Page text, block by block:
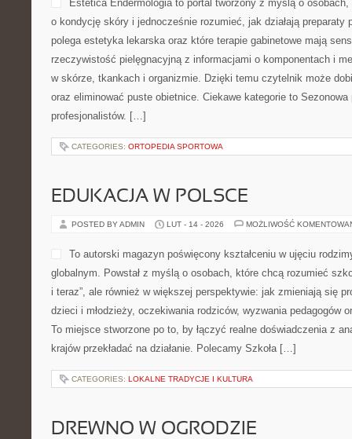
Estetica Endermologia to portal tworzony z myślą o
o kondycję skóry i jednocześnie rozumieć, jak działają preparaty
polega estetyka lekarska oraz które terapie gabinetowe mają
rzeczywistość pielęgnacyjną z informacjami o komponentach i
w skórze, tkankach i organizmie. Dzięki temu czytelnik może
oraz eliminować puste obietnice. Ciekawe kategorie to Sezonowa
profesjonalistów. […]
CATEGORIES: ORTOPEDIA SPORTOWA
EDUKACJA W POLSCE
POSTED BY ADMIN LUT - 14 - 2026 MOŻLIWOŚĆ
To autorski magazyn poświęcony kształceniu w ujęciu
globalnym. Powstał z myślą o osobach, które chcą rozumieć
i teraz”, ale również w większej perspektywie: jak zmieniają się
dzieci i młodzieży, oczekiwania rodziców, wyzwania pedagogów
To miejsce stworzone po to, by łączyć realne doświadczenia z
krajów przekładać na działanie. Polecamy Szkoła […]
CATEGORIES: LOKALNE TRADYCJE I KULTURA
DREWNO W OGRODZIE